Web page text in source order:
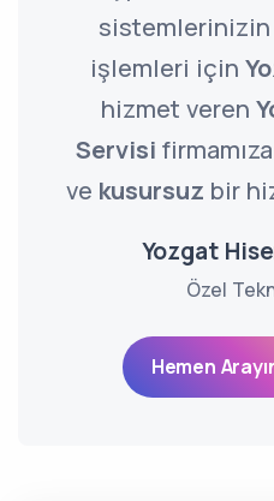
sistemlerinizin
işlemleri için
hizmet veren
Servisi
ve kusursuz bir
Yozgat
Özel
Hemen